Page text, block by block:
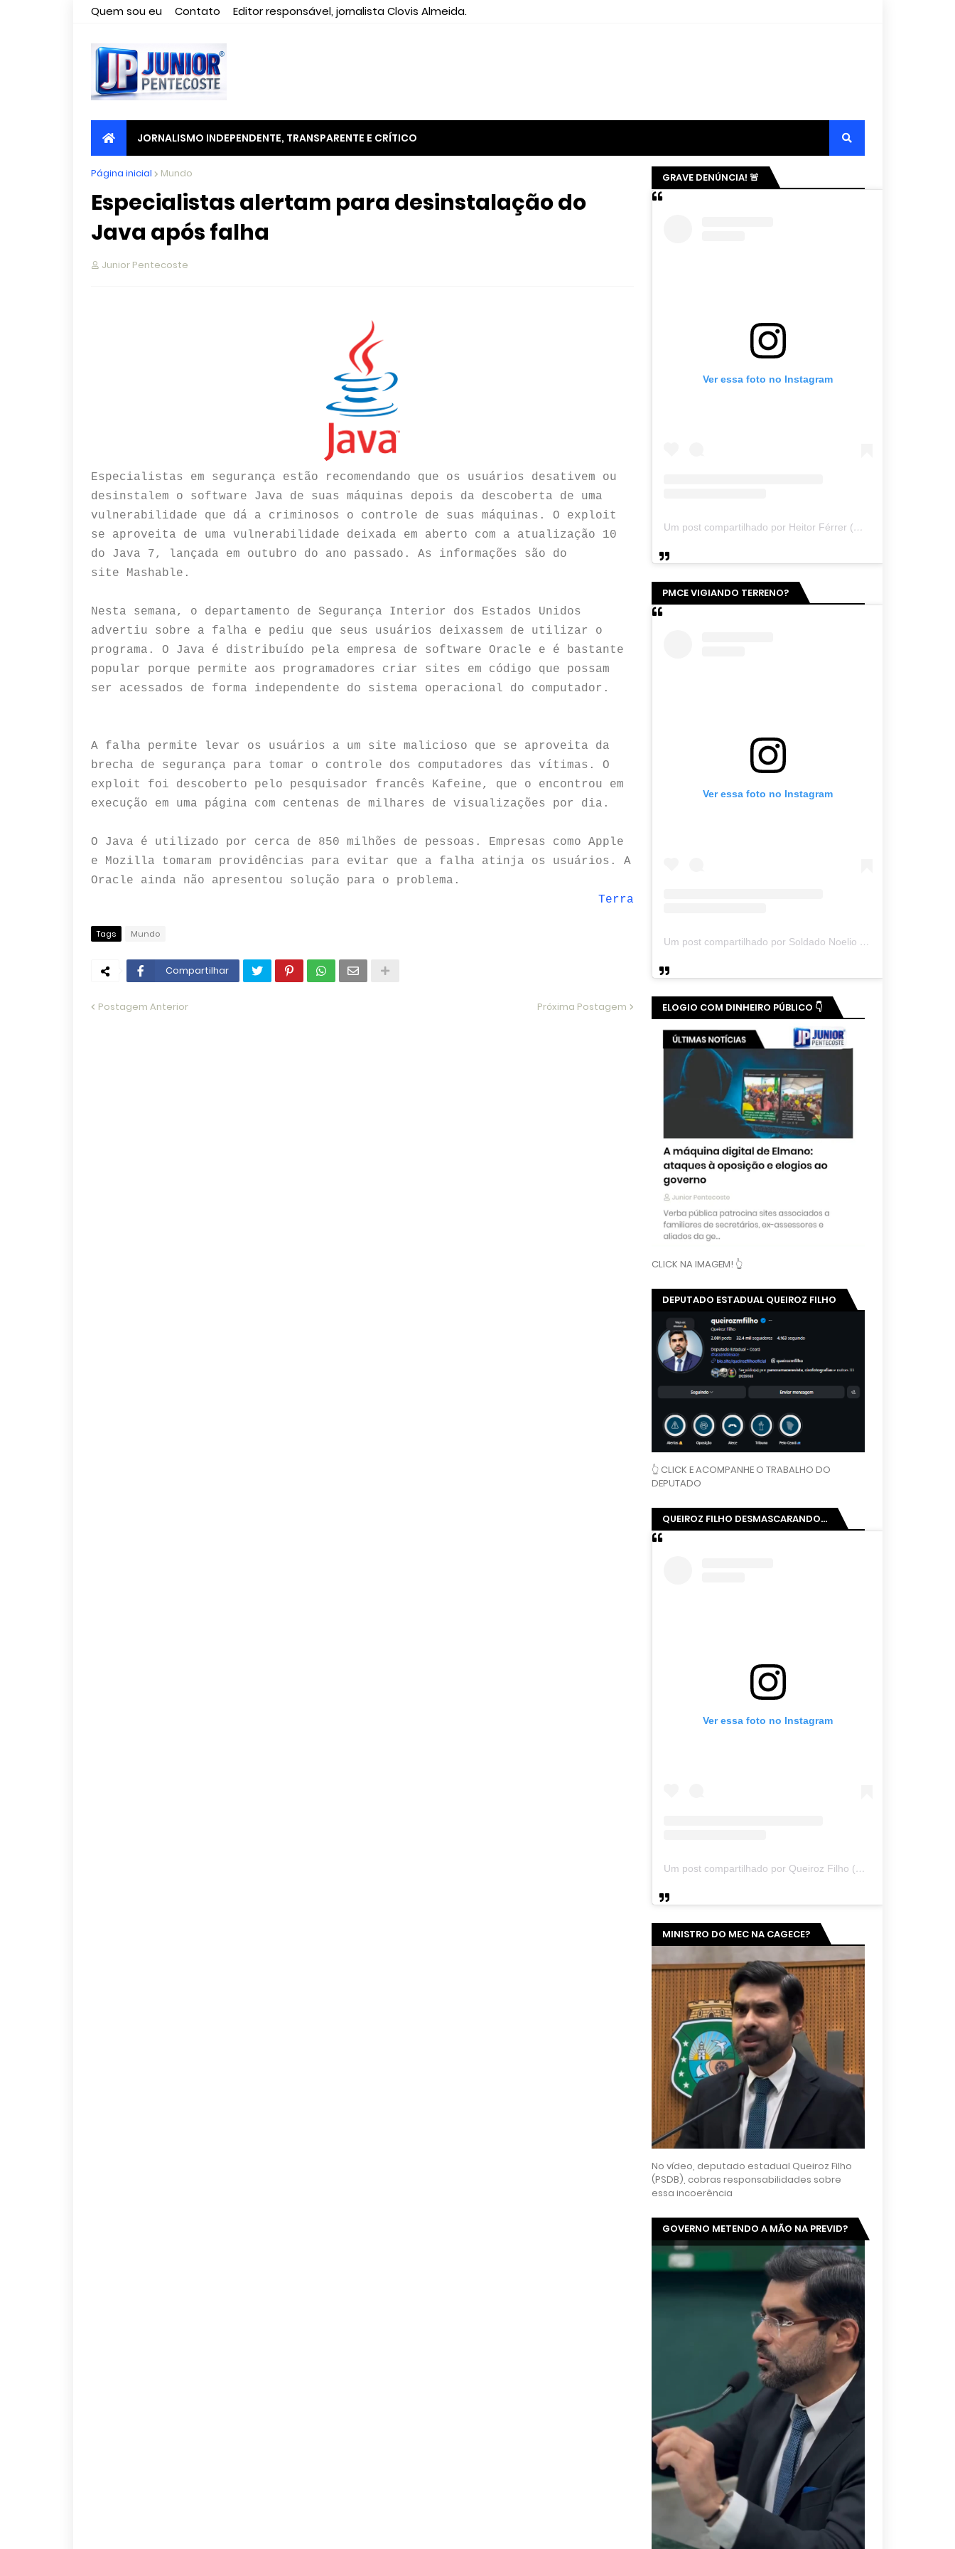
Quem sou eu Contato Editor responsável, jornalista Clovis Almeida.
JORNALISMO INDEPENDENTE, TRANSPARENTE E CRÍTICO
Página inicial Mundo
Especialistas alertam para desinstalação do
Java após falha
Junior Pentecoste
Especialistas em segurança estão recomendando que os usuários desativem ou
desinstalem o software Java de suas máquinas depois da descoberta de uma
vulnerabilidade que dá a criminosos o controle de suas máquinas. O exploit
se aproveita de uma vulnerabilidade deixada em aberto com a atualização 10
do Java 7, lançada em outubro do ano passado. As informações são do
site Mashable.
Nesta semana, o departamento de Segurança Interior dos Estados Unidos
advertiu sobre a falha e pediu que seus usuários deixassem de utilizar o
programa. O Java é distribuído pela empresa de software Oracle e é bastante
popular porque permite aos programadores criar sites em código que possam
ser acessados de forma independente do sistema operacional do computador.
A falha permite levar os usuários a um site malicioso que se aproveita da
brecha de segurança para tomar o controle dos computadores das vítimas. O
exploit foi descoberto pelo pesquisador francês Kafeine, que o encontrou em
execução em uma página com centenas de milhares de visualizações por dia.
O Java é utilizado por cerca de 850 milhões de pessoas. Empresas como Apple
e Mozilla tomaram providências para evitar que a falha atinja os usuários. A
Oracle ainda não apresentou solução para o problema.
Terra
Tags Mundo
Compartilhar
Postagem Anterior Próxima Postagem
GRAVE DENÚNCIA! 🚨
Ver essa foto no Instagram
Um post compartilhado por Heitor Férrer (@heitor_ferrer77)
PMCE VIGIANDO TERRENO?
Ver essa foto no Instagram
Um post compartilhado por Soldado Noelio (@soldadonoelio)
ELOGIO COM DINHEIRO PÚBLICO 👇
CLICK NA IMAGEM! 👆
DEPUTADO ESTADUAL QUEIROZ FILHO
👆 CLICK E ACOMPANHE O TRABALHO DO
DEPUTADO
QUEIROZ FILHO DESMASCARANDO...
Ver essa foto no Instagram
Um post compartilhado por Queiroz Filho (@queirozmfilho)
MINISTRO DO MEC NA CAGECE?
No vídeo, deputado estadual Queiroz Filho
(PSDB), cobras responsabilidades sobre
essa incoerência
GOVERNO METENDO A MÃO NA PREVID?